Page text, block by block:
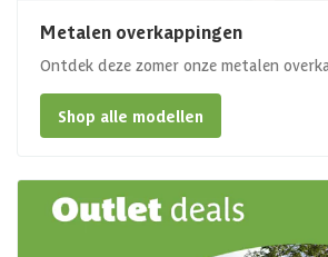
Metalen overkappingen
Ontdek deze zomer onze metalen
Shop alle modellen